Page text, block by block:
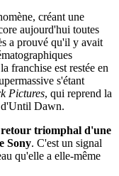
créant une
aujourd'hui toutes
a prouvé qu'il y avait
franchise est restée en
s'étant
Pictures, qui reprend la
d'Until Dawn.
triomphal d'une
Sony. C'est un signal
qu'elle a elle-même